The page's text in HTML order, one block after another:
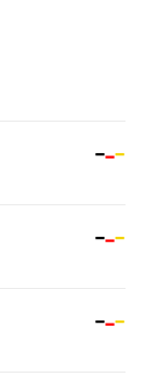
06:00-22:00
06:00-22:00